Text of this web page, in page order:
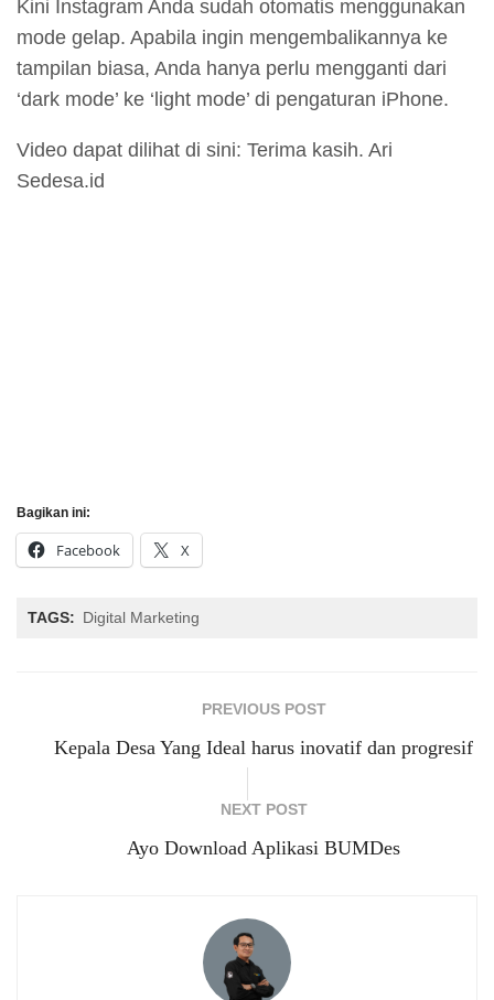
Kini Instagram Anda sudah otomatis menggunakan
mode gelap. Apabila ingin mengembalikannya ke
tampilan biasa, Anda hanya perlu mengganti dari
‘dark mode’ ke ‘light mode’ di pengaturan iPhone.
Video dapat dilihat di sini: Terima kasih. Ari
Sedesa.id
Bagikan ini:
Facebook X
TAGS: Digital Marketing
PREVIOUS POST
Kepala Desa Yang Ideal harus inovatif dan progresif
NEXT POST
Ayo Download Aplikasi BUMDes